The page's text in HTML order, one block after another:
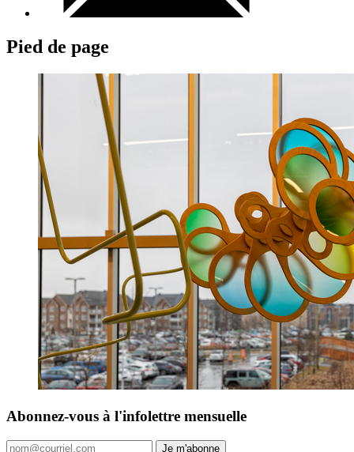
Pied de page
Abonnez-vous à l'infolettre mensuelle
Je m'abonne